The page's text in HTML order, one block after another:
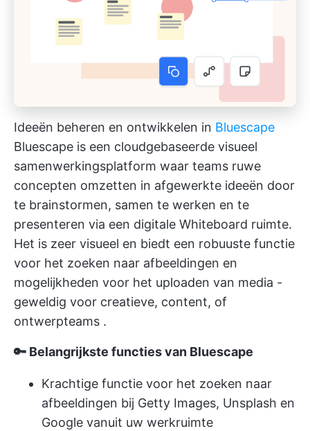
Ideeën beheren en ontwikkelen in Bluescape
Bluescape is een cloudgebaseerde visueel
samenwerkingsplatform waar teams ruwe
concepten omzetten in afgewerkte ideeën door
te brainstormen, samen te werken en te
presenteren via een digitale Whiteboard ruimte.
Het is zeer visueel en biedt een robuuste functie
voor het zoeken naar afbeeldingen en
mogelijkheden voor het uploaden van media -
geweldig voor creatieve, content, of
ontwerpteams .
🔑 Belangrijkste functies van Bluescape
Krachtige functie voor het zoeken naar
afbeeldingen bij Getty Images, Unsplash en
Google vanuit uw werkruimte